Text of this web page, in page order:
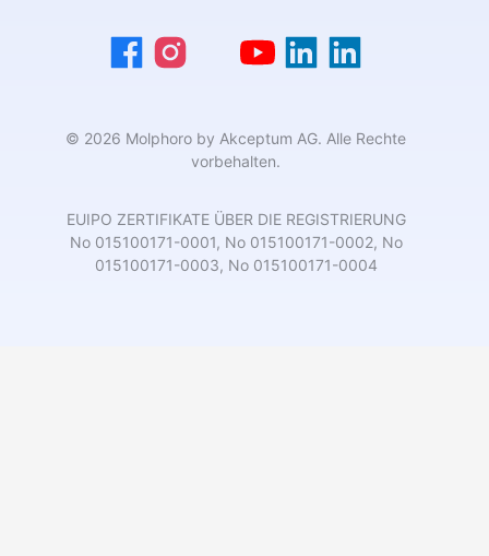
© 2026 Molphoro by Akceptum AG. Alle Rechte
vorbehalten.
EUIPO ZERTIFIKATE ÜBER DIE REGISTRIERUNG
No 015100171-0001, No 015100171-0002, No
015100171-0003, No 015100171-0004